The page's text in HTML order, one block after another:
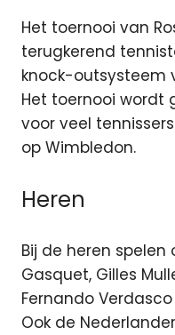
Het toernooi van
terugkerend
knock-outsysteem
Het toernooi wordt
voor veel
op Wimbledon.
Heren
Bij de heren
Gasquet, Gilles
Fernando
Ook de